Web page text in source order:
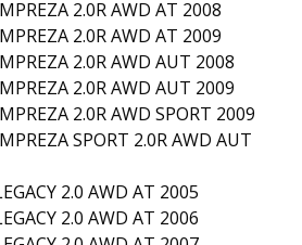
2.0R AWD AT 2008
2.0R AWD AT 2009
2.0R AWD AUT 2008
2.0R AWD AUT 2009
2.0R AWD SPORT 2009
SPORT 2.0R AWD AUT
2.0 AWD AT 2005
2.0 AWD AT 2006